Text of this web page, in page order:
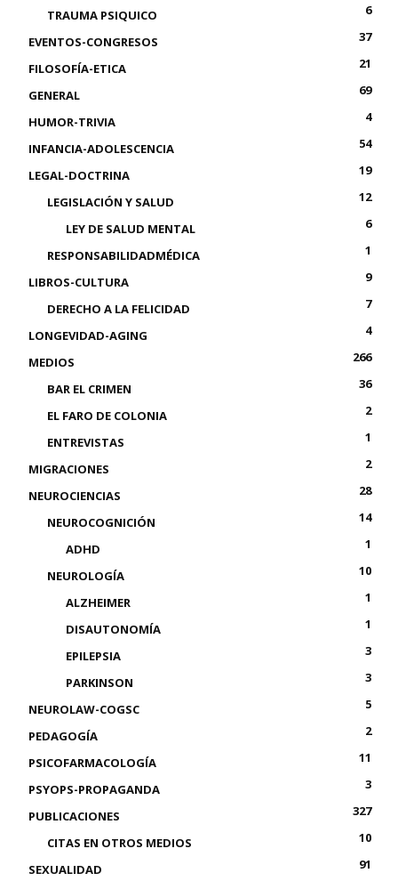
TRAUMA PSIQUICO
6
EVENTOS-CONGRESOS
37
FILOSOFÍA-ETICA
21
GENERAL
69
HUMOR-TRIVIA
4
INFANCIA-ADOLESCENCIA
54
LEGAL-DOCTRINA
19
LEGISLACIÓN Y SALUD
12
LEY DE SALUD MENTAL
6
RESPONSABILIDADMÉDICA
1
LIBROS-CULTURA
9
DERECHO A LA FELICIDAD
7
LONGEVIDAD-AGING
4
MEDIOS
266
BAR EL CRIMEN
36
EL FARO DE COLONIA
2
ENTREVISTAS
1
MIGRACIONES
2
NEUROCIENCIAS
28
NEUROCOGNICIÓN
14
ADHD
1
NEUROLOGÍA
10
ALZHEIMER
1
DISAUTONOMÍA
1
EPILEPSIA
3
PARKINSON
3
NEUROLAW-COGSC
5
PEDAGOGÍA
2
PSICOFARMACOLOGÍA
11
PSYOPS-PROPAGANDA
3
PUBLICACIONES
327
CITAS EN OTROS MEDIOS
10
SEXUALIDAD
91